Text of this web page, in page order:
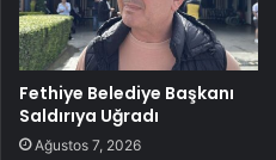
Fethiye Belediye Başkanı
Saldırıya Uğradı
Ağustos 7, 2026